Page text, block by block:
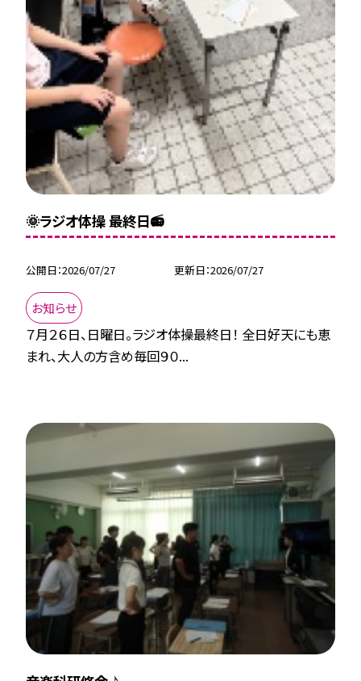
🌞ラジオ体操 最終日📻
公開日 2026/07/27 更新日 2026/07/27
お知らせ
７月２６日、日曜日。ラジオ体操最終日！ 全日好天にも恵
まれ、大人の方含め毎回９０...